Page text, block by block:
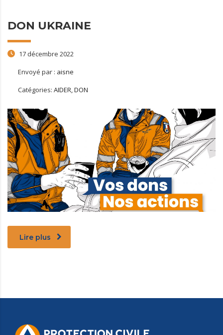
DON UKRAINE
17 décembre 2022
Envoyé par : aisne
Catégories: AIDER, DON
Lire plus